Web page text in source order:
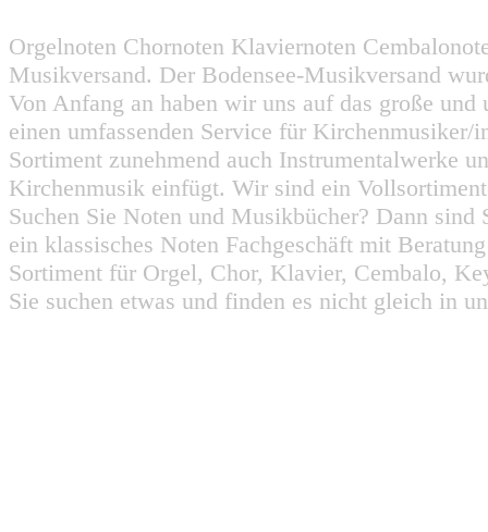
Orgelnoten Chornoten Klaviernoten
Musikversand. Der Bodensee-Musikversand
Von Anfang an haben wir uns auf das große
einen umfassenden Service für
Sortiment zunehmend auch Instrumentalwerke
Kirchenmusik einfügt. Wir sind ein
Suchen Sie Noten und Musikbücher? Dann
ein klassisches Noten Fachgeschäft mit
Sortiment für Orgel, Chor, Klavier, Cembalo,
Sie suchen etwas und finden es nicht gleich in